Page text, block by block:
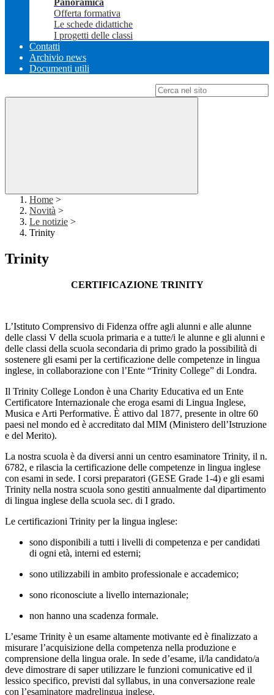
Panoramica
Offerta formativa
Le schede didattiche
I progetti delle classi
Contatti
Archivio news
Documenti utili
Home >
Novità >
Le notizie >
Trinity
Trinity
CERTIFICAZIONE TRINITY
L’Istituto Comprensivo di Fidenza offre agli alunni e alle alunne
delle classi V della scuola primaria e a tutte/i le alunne e gli alunni e
delle classi della scuola secondaria di primo grado la possibilità di
sostenere gli esami per la certificazione delle competenze in lingua
inglese, in collaborazione con l’Ente “Trinity College” di Londra.
Il Trinity College London è una Charity Educativa ed un Ente
Certificatore Internazionale che eroga esami di Lingua Inglese,
Musica e Arti Performative. È attivo dal 1877, presente in oltre 60
paesi nel mondo ed è accreditato dal MIM (Ministero dell’Istruzione
e del Merito).
La nostra scuola è da diversi anni un centro esaminatore Trinity, il n.
6782, e rilascia la certificazione delle competenze in lingua inglese
con esami in sede. I corsi preparatori (GESE Grade 1-4) e gli esami
Trinity nella nostra scuola sono gestiti annualmente dal dipartimento
di lingua inglese della scuola sec. di I grado.
Le certificazioni Trinity per la lingua inglese:
sono disponibili a tutti i livelli di competenza e per candidati
di ogni età, interni ed esterni;
sono utilizzabili in ambito professionale e accademico;
sono riconosciute a livello internazionale;
non hanno una scadenza formale.
L’esame Trinity è un esame altamente motivante ed è finalizzato a
misurare l’acquisizione della competenza nella produzione e
comprensione della lingua orale. In sede d’esame, il/la candidato/a
deve dimostrare di saper utilizzare le funzioni comunicative ed il
lessico specifico, previsti dal syllabus, in una conversazione reale
con l’esaminatore madrelingua inglese.